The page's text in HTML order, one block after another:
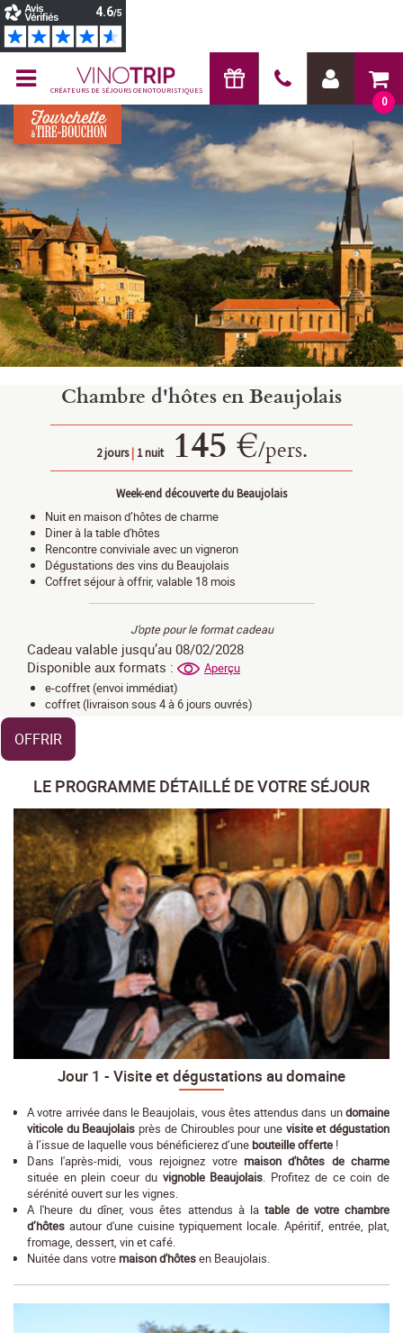
0
CRÉATEURS DE SÉJOURS OENOTOURISTIQUES
Chambre d'hôtes en Beaujolais
2 jours|1 nuit 145 €/pers.
Week-end découverte du Beaujolais
Nuit en maison d’hôtes de charme
Diner à la table d'hôtes
Rencontre conviviale avec un vigneron
Dégustations des vins du Beaujolais
Coffret séjour à offrir, valable 18 mois
J’opte pour le format cadeau
Cadeau valable jusqu’au 08/02/2028
Disponible aux formats :
Aperçu
e-coffret (envoi immédiat)
coffret (livraison sous 4 à 6 jours ouvrés)
OFFRIR
LE PROGRAMME DÉTAILLÉ DE VOTRE SÉJOUR
Jour 1 - Visite et dégustations au domaine
A votre arrivée dans le Beaujolais, vous êtes attendus dans undomaine
viticole du Beaujolaisprès de Chiroubles pour une visite et dégustation
à l’issue de laquelle vous bénéficierez d’unebouteille offerte !
Dans l'après-midi, vous rejoignez votre maison d'hôtes de charme
située en plein coeur du vignoble Beaujolais. Profitez de ce coin de
sérénité ouvert sur les vignes.
A l'heure du dîner, vous êtes attendus à latable de votre chambre
d’hôtes autour d'une cuisine typiquement locale. Apéritif, entrée, plat,
fromage, dessert, vin et café.
Nuitée dans votremaison d'hôtesen Beaujolais.